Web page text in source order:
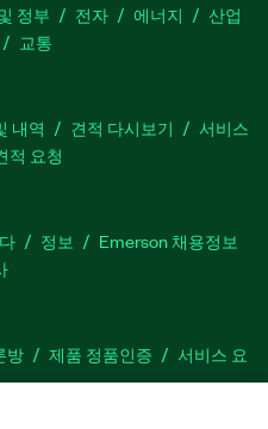
정부 전자 에너지
산업
교통
내역 견적 다시보기
서비스
적 요청
정보
Emerson 채용정보
방 제품 정품인증
서비스 요